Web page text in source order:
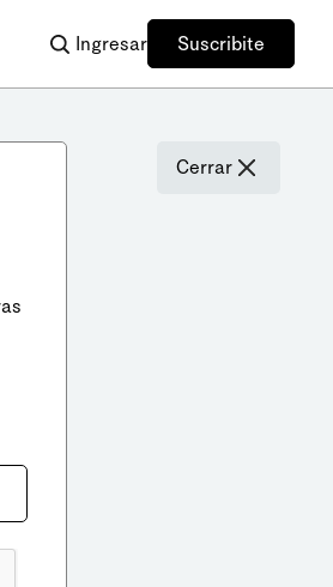
Ingresar Suscribite
Cerrar